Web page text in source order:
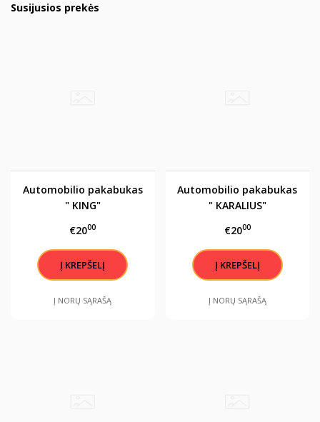
Susijusios prekės
Automobilio pakabukas
" KING"
€2000
Į NORŲ SĄRAŠĄ
Automobilio pakabukas
" KARALIUS"
€2000
Į NORŲ SĄRAŠĄ